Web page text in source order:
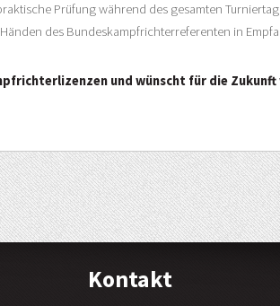
Prüfung während des gesamten
des Bundeskampfrichterreferenten in
und wünscht für die
Kontakt